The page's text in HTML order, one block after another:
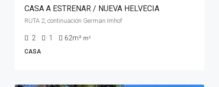
CASA A ESTRENAR / NUEVA HELVECIA
RUTA 2, continuación German Imhof
2 1 62m² m²
CASA